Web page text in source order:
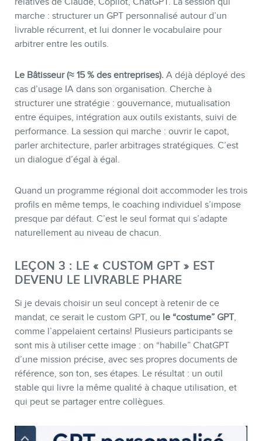
marche : structurer un GPT personnalisé autour d’un
livrable récurrent, et lui donner le vocabulaire pour
arbitrer entre les outils.
Le Bâtisseur (≈ 15 % des entreprises). A déjà déployé des
cas d’usage IA dans son organisation. Cherche à
structurer une stratégie : gouvernance, mutualisation
entre équipes, intégration aux outils existants, suivi de
performance. La session qui marche : ouvrir le capot,
parler architecture, parler arbitrages stratégiques. C’est
un dialogue d’égal à égal.
Quand un programme régional doit accommoder les trois
profils en même temps, le coaching individuel s’impose
presque par défaut. C’est le seul format qui s’adapte
naturellement au niveau de chacun.
LEÇON 3 : LE « CUSTOM GPT » EST
DEVENU LE LIVRABLE PHARE
Si je devais choisir un seul concept à retenir de ce
mandat, ce serait le custom GPT, ou le “costume” GPT,
comme l’appelaient certains! Plusieurs participants se
sont mis à utiliser cette image : on “habille” ChatGPT
d’une mission précise, avec ses propres documents de
référence, son ton, ses étapes. Le résultat : un outil
stable qui livre la même qualité à chaque utilisation, et
qui peut se partager entre collègues.